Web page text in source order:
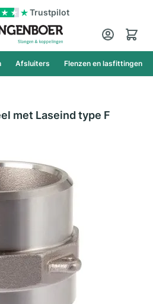
Trustpilot
Cart
Afsluiters Flenzen en lasfittingen
met Laseind type F